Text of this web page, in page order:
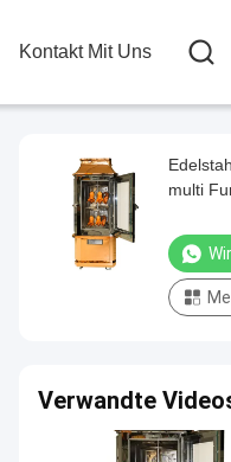
Kontakt Mit Uns
multi
Verwandte